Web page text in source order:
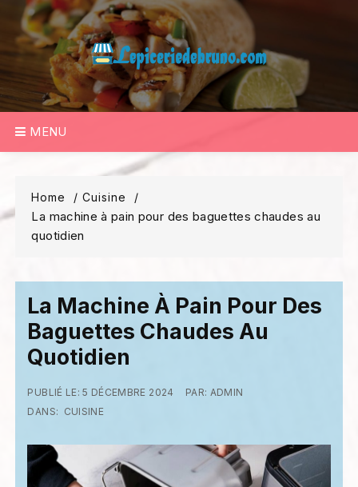
Skip
content
MENU
Home Cuisine
La machine à pain pour des baguettes chaudes au
quotidien
La Machine À Pain Pour Des
Baguettes Chaudes Au
Quotidien
PUBLIÉ LE:5 DÉCEMBRE 2024 PAR: ADMIN
DANS: CUISINE